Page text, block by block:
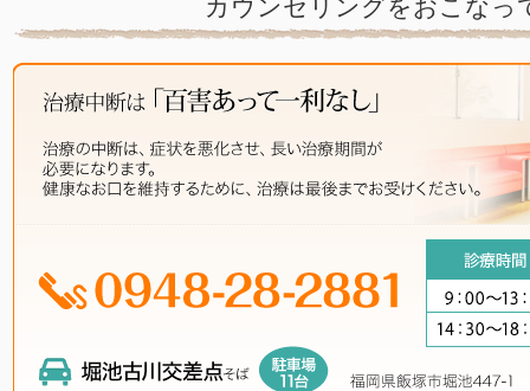
カウンセリングをおこなっ